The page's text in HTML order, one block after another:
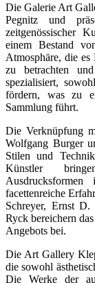
Die Galerie Art
Pegnitz und
zeitgenössischer
einem Bestand
Atmosphäre, die
zu betrachten
spezialisiert,
fördern, was zu
Sammlung führt.
Die Verknüpfung
Wolfgang Burger
Stilen und
Künstler
facettenreiche
Schreyer, Ernst
Ryck bereichern
Angebots bei.
Die Art Gallery
die sowohl
Die Werke der